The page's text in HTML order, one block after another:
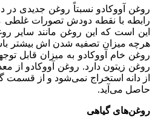
روغن آووکادو نسبتاً روغن جدیدی در
رابطه با نقطه دودش تصورات غلطی
این است که این روغن مانند سایر
هرچه میزان تصفیه شدن اش بیشتر
روغن خام آووکادو به میزان قابل
روغن زیتون دارد. روغن آووکادو از
از دانه استخراج نمی‌شود و از
حاصل می‌آید.
روغن‌های گیاهی